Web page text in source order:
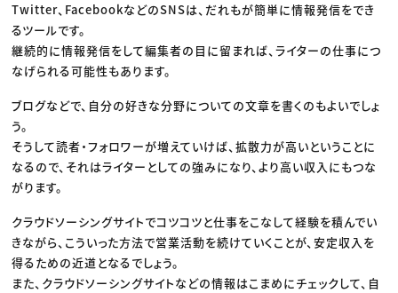
Twitter、FacebookなどのSNSは、だれもが簡単に情報発信をでき
るツールです。
継続的に情報発信をして編集者の目に留まれば、ライターの仕事につ
なげられる可能性もあります。
ブログなどで、自分の好きな分野についての文章を書くのもよいでしょ
う。
そうして読者・フォロワーが増えていけば、拡散力が高いということに
なるので、それはライターとしての強みになり、より高い収入にもつな
がります。
クラウドソーシングサイトでコツコツと仕事をこなして経験を積んでい
きながら、こういった方法で営業活動を続けていくことが、安定収入を
得るための近道となるでしょう。
また、クラウドソーシングサイトなどの情報はこまめにチェックして、自